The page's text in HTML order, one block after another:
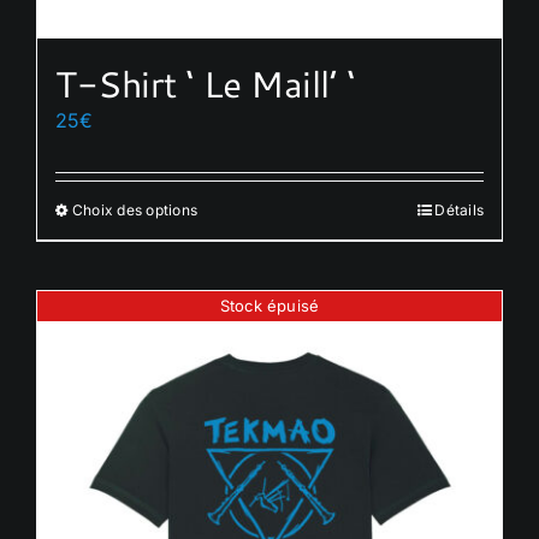
T-Shirt ‘ Le Maill’ ‘
25€
Choix des optionsCe
produit
plusieurs
Les
peuvent
être
choisies
Détails
Stock épuisé